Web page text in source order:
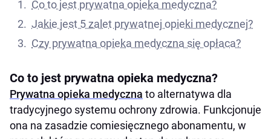
Co to jest prywatna opieka medyczna?
Jakie jest 5 zalet prywatnej opieki medycznej?
Czy prywatna opieka medyczna się opłaca?
Co to jest prywatna opieka medyczna?
Prywatna opieka medyczna to alternatywa dla
tradycyjnego systemu ochrony zdrowia. Funkcjonuje
ona na zasadzie comiesięcznego abonamentu, w